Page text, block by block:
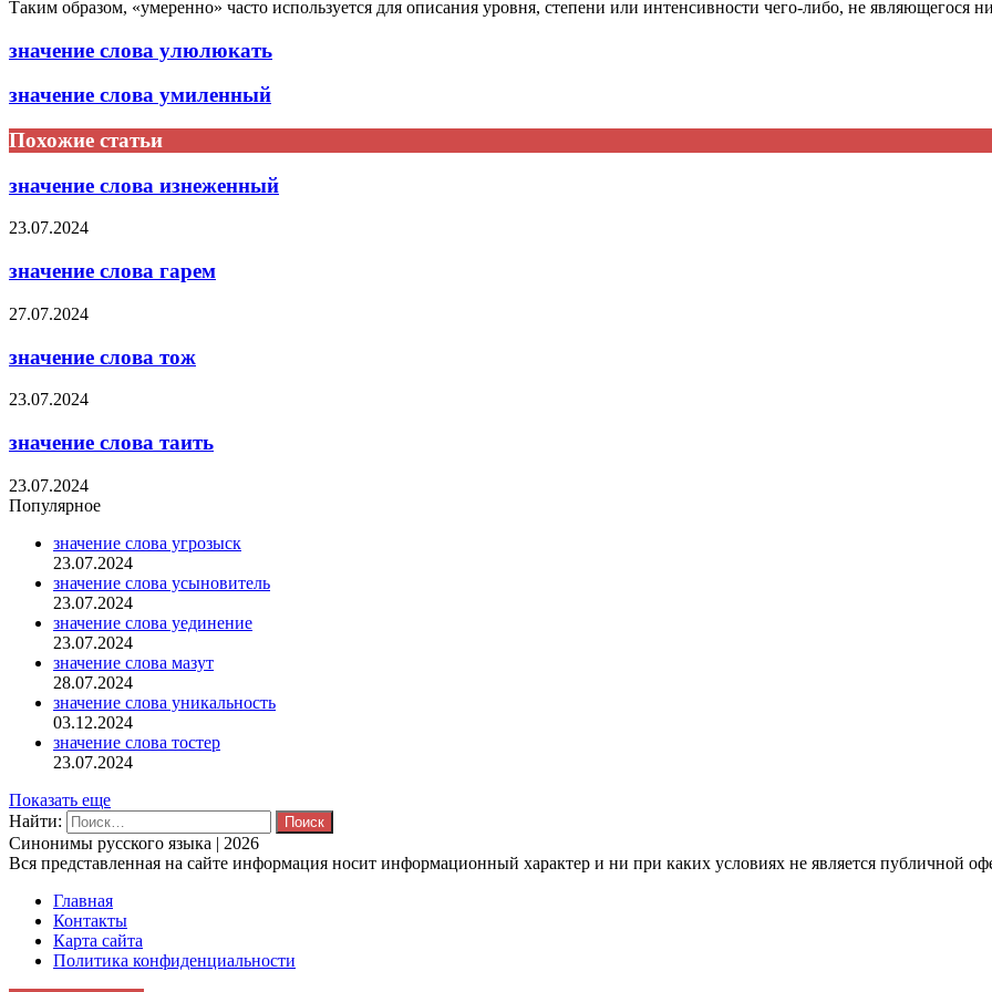
Таким образом, «умеренно» часто используется для описания уровня, степени или интенсивности чего-либо, не
значение слова улюлюкать
значение слова умиленный
Похожие статьи
значение слова изнеженный
23.07.2024
значение слова гарем
27.07.2024
значение слова тож
23.07.2024
значение слова таить
23.07.2024
Популярное
значение слова угрозыск
23.07.2024
значение слова усыновитель
23.07.2024
значение слова уединение
23.07.2024
значение слова мазут
28.07.2024
значение слова уникальность
03.12.2024
значение слова тостер
23.07.2024
Показать еще
Найти:
Синонимы русского языка | 2026
Вся представленная на сайте информация носит информационный характер и ни при каких условиях не является публичной
Главная
Контакты
Карта сайта
Политика конфиденциальности